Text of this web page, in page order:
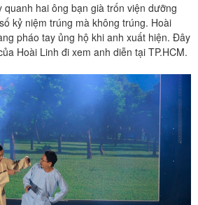
quanh hai ông bạn già trốn viện dưỡng
kỷ niệm trúng mà không trúng. Hoài
pháo tay ủng hộ khi anh xuất hiện. Đây
Hoài Linh đi xem anh diễn tại TP.HCM.